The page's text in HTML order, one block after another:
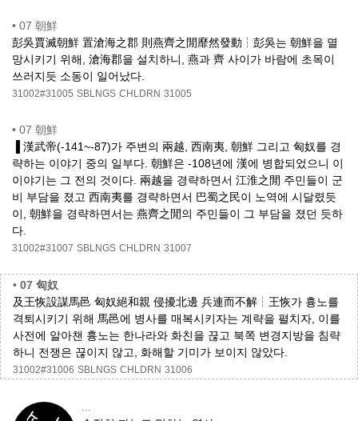
• 07 朝鮮
彭吳賈滅朝鮮 置滄海之郡 則燕齊之閒靡然發動┆彭吳는 朝鮮을 멸
망시키기 위해, 滄海郡을 설치하니, 燕과 齊 사이가 바람에 초목이
쓰러지듯 소동이 일어났다.
31002#31005 SBLNGS CHLDRN 31005
• 07 朝鮮
▐ 漢武帝(-141~-87)가 주변의 兩越, 西南夷, 朝鮮 그리고 匈奴를 경
략하는 이야기 중의 일부다. 朝鮮은 -108년에 漢에 병합되었으니 이
이야기는 그 전의 것이다. 兩越을 경략하면서 江淮之閒 주민들이 군
비 부담을 졌고 西南夷를 경략하면서 巴蜀之民이 노역에 시달렸듯
이, 朝鮮을 경략하면서는 燕齊之閒의 주민들이 그 부담을 졌던 듯하
다.
31002#31007 SBLNGS CHLDRN 31007
• 07 匈奴
及王恢設謀馬邑 匈奴絕和親 侵擾北邊 兵連而不解┆王恢가 흉노를
격퇴시키기 위해 馬邑에 병사를 매복시키자는 계략을 펼치자, 이를
사전에 알아챈 흉노는 한나라와 화친을 끊고 북쪽 변경지방을 침략
하니 전쟁은 끊이지 않고, 화해할 기미가 보이지 않았다.
31002#31006 SBLNGS CHLDRN 31006